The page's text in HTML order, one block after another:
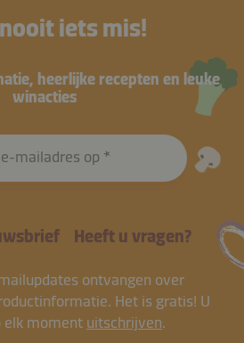
iets mis!
heerlijke recepten en leuke
winacties
mailadres op
Heeft u vragen?
ontvangen over
Het is gratis! U
elk moment uitschrijven.